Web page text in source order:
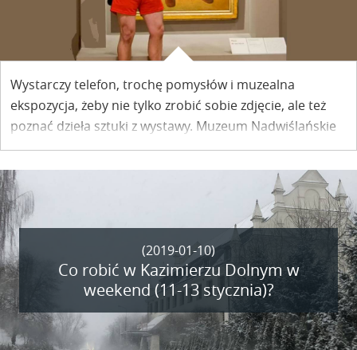
Wystarczy telefon, trochę pomysłów i muzealna
ekspozycja, żeby nie tylko zrobić sobie zdjęcie, ale też
poznać dzieła sztuki z wystawy. Muzeum Nadwiślańskie
zaprasza 16 stycznia do swoich wnętrz na Museum
Selfie Day.
(2019-01-10)
Co robić w Kazimierzu Dolnym w
weekend (11-13 stycznia)?